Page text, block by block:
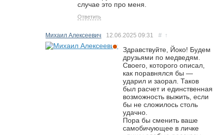
случае это про меня.
Ответить
Михаил Алексеевич 12.06.2025 09:31 # ↑
Здравствуйте, Йоко! Будем
друзьями по медведям.
Своего, которого описал,
как поравнялся бы —
ударил и заорал. Таков
был расчет и единственная
возможность выжить, если
бы не сложилось столь
удачно.
Пора бы сменить ваше
самобичующее в личке